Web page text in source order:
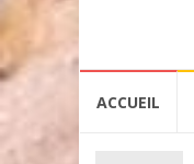
ACCUEIL